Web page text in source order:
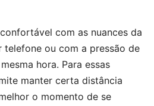
com as nuances da
ou com a pressão de
hora. Para essas
manter certa distância
o momento de se